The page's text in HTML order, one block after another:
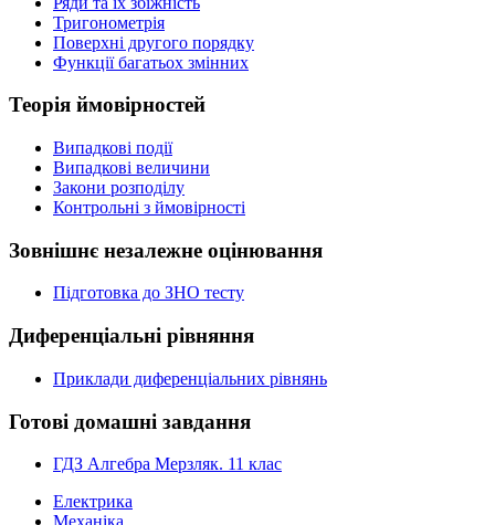
Тригонометрія
Поверхні другого порядку
Функції багатьох змінних
Теорія ймовірностей
Випадкові події
Випадкові величини
Закони розподілу
Контрольні з ймовірності
Зовнішнє незалежне оцінювання
Підготовка до ЗНО тесту
Диференціальні рівняння
Приклади диференціальних рівнянь
Готові домашні завдання
ГДЗ Алгебра Мерзляк. 11 клас
Електрика